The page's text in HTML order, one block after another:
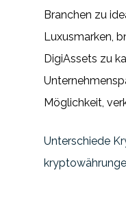
Branchen zu
Luxusmarken,
DigiAssets zu
Möglichkeit,
Unterschiede